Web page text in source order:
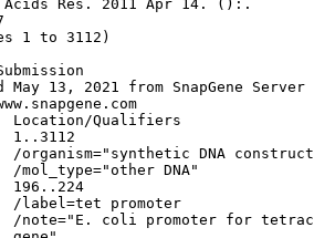
Res. 2011 Apr 14. ():.
1 to 3112)
May 13, 2021 from SnapGene Server
Location/Qualifiers
1..3112
/organism="synthetic DNA
/mol_type="other DNA"
196..224
/label=tet promoter
/note="E. coli promoter for